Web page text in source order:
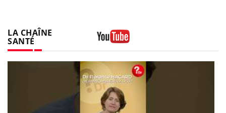
LA CHAÎNE
SANTÉ
Youtube